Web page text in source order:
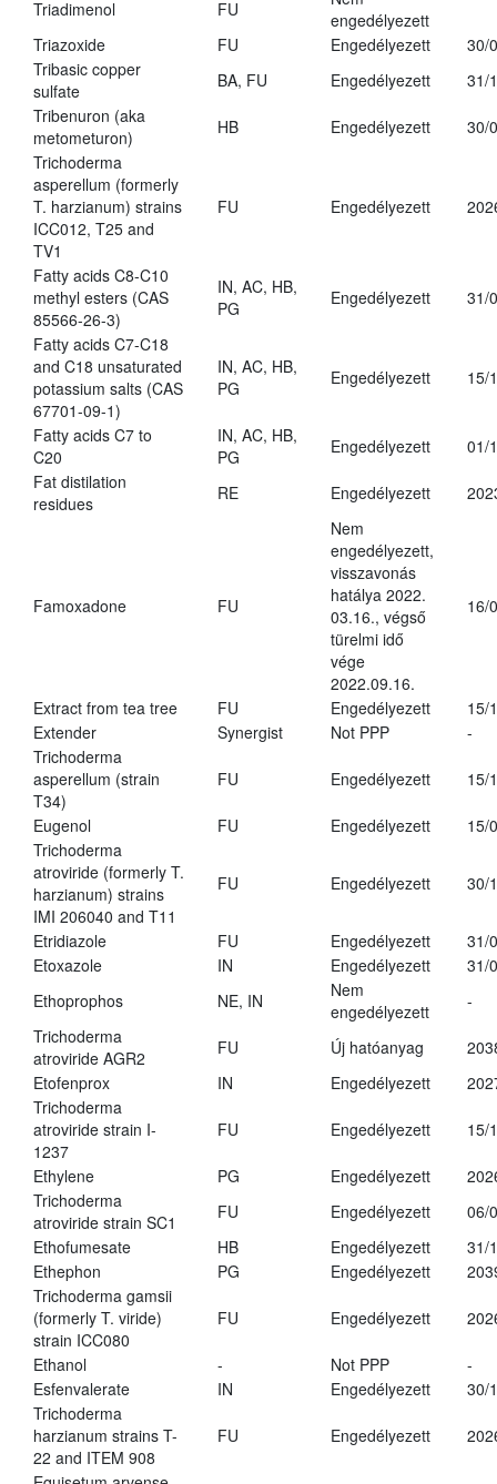
Triadimenol
FU
engedélyezett
Triazoxide
FU Engedélyezett
30/
Tribasic copper
sulfate
BA, FU Engedélyezett
31/
Tribenuron (aka
metometuron)
HB Engedélyezett
30/
Trichoderma
asperellum (formerly
T. harzianum) strains
ICC012, T25 and
TV1
FU Engedélyezett
Fatty acids C8-C10
methyl esters (CAS
85566-26-3)
IN, AC, HB,
PG
Engedélyezett 31/
Fatty acids C7-C18
and C18 unsaturated
potassium salts (CAS
67701-09-1)
IN, AC, HB,
PG
Engedélyezett 15/
Fatty acids C7 to
C20
IN, AC, HB,
PG
Engedélyezett
01/
Fat distilation
residues
RE Engedélyezett
Famoxadone FU
Nem
engedélyezett,
visszavonás
hatálya 2022.
03.16., végső
türelmi idő
vége
2022.09.16.
16/
Extract from tea tree FU Engedélyezett
15/
Extender
Synergist Not PPP
-
Trichoderma
asperellum (strain
T34)
FU Engedélyezett 15/
Eugenol FU Engedélyezett
15/
Trichoderma
atroviride (formerly T.
harzianum) strains
IMI 206040 and T11
FU Engedélyezett 30/
Etridiazole FU Engedélyezett
31/
Etoxazole
IN Engedélyezett
31/
Ethoprophos
NE, IN
Nem
engedélyezett
-
Trichoderma
atroviride AGR2
FU Új hatóanyag
Etofenprox
IN Engedélyezett
Trichoderma
atroviride strain I-
1237
FU Engedélyezett 15/
Ethylene PG Engedélyezett
Trichoderma
atroviride strain SC1
FU Engedélyezett
06/
Ethofumesate
HB Engedélyezett
31/
Ethephon
PG Engedélyezett
Trichoderma gamsii
(formerly T. viride)
strain ICC080
FU Engedélyezett
Ethanol - Not PPP
-
Esfenvalerate
IN Engedélyezett
30/
Trichoderma
harzianum strains T-
22 and ITEM 908
FU Engedélyezett